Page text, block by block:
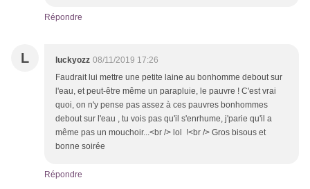
Répondre
L luckyozz 08/11/2019 17:26
Faudrait lui mettre une petite laine au bonhomme debout sur
l'eau, et peut-être même un parapluie, le pauvre ! C'est vrai
quoi, on n'y pense pas assez à ces pauvres bonhommes
debout sur l'eau , tu vois pas qu'il s'enrhume, j'parie qu'il a
même pas un mouchoir...<br /> lol !<br /> Gros bisous et
bonne soirée
Répondre